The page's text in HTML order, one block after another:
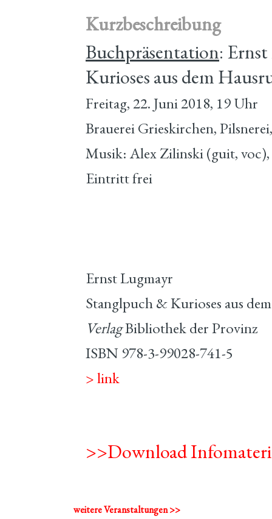
Kurzbeschreibung
Buchpräsentation:
Kurioses aus dem
Freitag, 22. Juni 2018, 19 Uhr
Brauerei Grieskirchen,
Musik: Alex Zilinski (guit,
Eintritt frei
Ernst Lugmayr
Stanglpuch & Kurioses aus
VerlagBibliothek der Provinz
ISBN 978-3-99028-741-5
> link
>>Download
weitere Veranstaltungen >>